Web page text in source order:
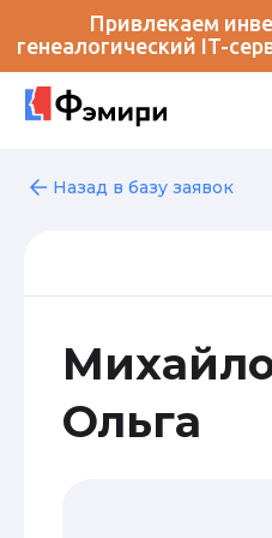
Привлекаем
генеалогический IT-
Назад в базу заявок
Ольга